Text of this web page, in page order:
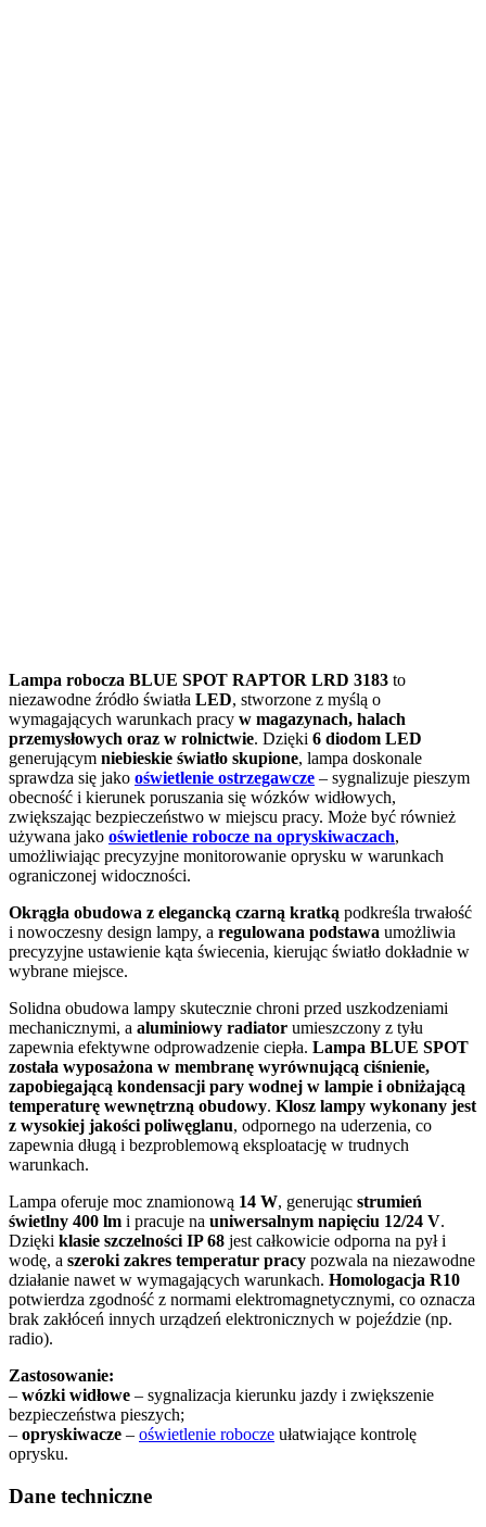
Lampa robocza BLUE SPOT RAPTOR LRD 3183 to
niezawodne źródło światła LED, stworzone z myślą o
wymagających warunkach pracy w magazynach, halach
przemysłowych oraz w rolnictwie. Dzięki 6 diodom LED
generującym niebieskie światło skupione, lampa doskonale
sprawdza się jako oświetlenie ostrzegawcze – sygnalizuje pieszym
obecność i kierunek poruszania się wózków widłowych,
zwiększając bezpieczeństwo w miejscu pracy. Może być również
używana jako oświetlenie robocze na opryskiwaczach,
umożliwiając precyzyjne monitorowanie oprysku w warunkach
ograniczonej widoczności.
Okrągła obudowa z elegancką czarną kratką podkreśla trwałość
i nowoczesny design lampy, a regulowana podstawa umożliwia
precyzyjne ustawienie kąta świecenia, kierując światło dokładnie w
wybrane miejsce.
Solidna obudowa lampy skutecznie chroni przed uszkodzeniami
mechanicznymi, a aluminiowy radiator umieszczony z tyłu
zapewnia efektywne odprowadzenie ciepła. Lampa BLUE SPOT
została wyposażona w membranę wyrównującą ciśnienie,
zapobiegającą kondensacji pary wodnej w lampie i obniżającą
temperaturę wewnętrzną obudowy. Klosz lampy wykonany jest
z wysokiej jakości poliwęglanu, odpornego na uderzenia, co
zapewnia długą i bezproblemową eksploatację w trudnych
warunkach.
Lampa oferuje moc znamionową 14 W, generując strumień
świetlny 400 lm i pracuje na uniwersalnym napięciu 12/24 V.
Dzięki klasie szczelności IP 68 jest całkowicie odporna na pył i
wodę, a szeroki zakres temperatur pracy pozwala na niezawodne
działanie nawet w wymagających warunkach. Homologacja R10
potwierdza zgodność z normami elektromagnetycznymi, co oznacza
brak zakłóceń innych urządzeń elektronicznych w pojeździe (np.
radio).
Zastosowanie:
– wózki widłowe – sygnalizacja kierunku jazdy i zwiększenie
bezpieczeństwa pieszych;
– opryskiwacze – oświetlenie robocze ułatwiające kontrolę
oprysku.
Dane techniczne